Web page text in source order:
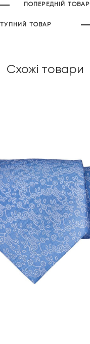
ПОПЕРЕДНІЙ ТОВАР
ТОВАР
Схожі товари